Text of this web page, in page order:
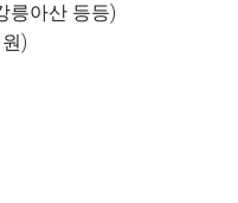
릉아산 등등)
)